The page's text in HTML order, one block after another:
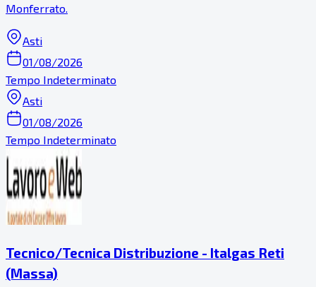
Monferrato.
Asti
01/08/2026
Tempo Indeterminato
Asti
01/08/2026
Tempo Indeterminato
Tecnico/Tecnica Distribuzione - Italgas Reti
(Massa)